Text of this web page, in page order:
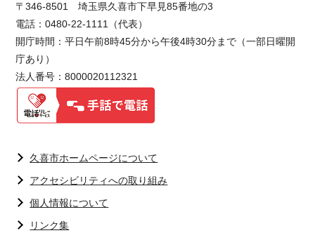
〒346-8501 埼玉県久喜市下早見85番地の3
電話：0480-22-1111（代表）
開庁時間：平日午前8時45分から午後4時30分まで（一部日曜開
庁あり）
法人番号：8000020112321
久喜市ホームページについて
アクセシビリティへの取り組み
個人情報について
リンク集